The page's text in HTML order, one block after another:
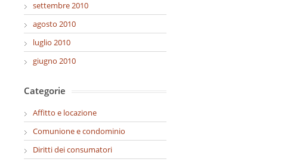
settembre 2010
agosto 2010
luglio 2010
giugno 2010
Categorie
Affitto e locazione
Comunione e condominio
Diritti dei consumatori